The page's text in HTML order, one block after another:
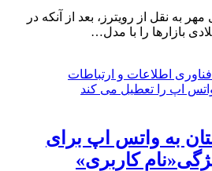
به نقل از رویترز، بعد از آنکه در
بازارها را با مدل…
اطلاعات و ارتباطات
به واتس اپ برای
کاربری»